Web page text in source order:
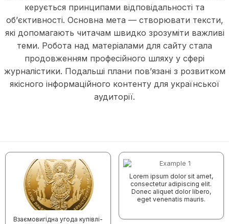
керується принципами відповідальності та
об’єктивності. Основна мета — створювати тексти,
які допомагають читачам швидко зрозуміти важливі
теми. Робота над матеріалами для сайту стала
продовженням професійного шляху у сфері
журналістики. Подальші плани пов’язані з розвитком
якісного інформаційного контенту для української
аудиторії.
Взаємовигідна угода купівлі-
Lorem ipsum dolor sit amet,
consectetur adipiscing elit.
Donec aliquet dolor libero,
eget venenatis mauris.